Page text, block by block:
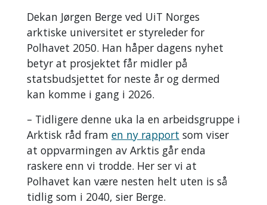
Dekan Jørgen Berge ved UiT Norges
arktiske universitet er styreleder for
Polhavet 2050. Han håper dagens nyhet
betyr at prosjektet får midler på
statsbudsjettet for neste år og dermed
kan komme i gang i 2026.
– Tidligere denne uka la en arbeidsgruppe i
Arktisk råd fram en ny rapport som viser
at oppvarmingen av Arktis går enda
raskere enn vi trodde. Her ser vi at
Polhavet kan være nesten helt uten is så
tidlig som i 2040, sier Berge.